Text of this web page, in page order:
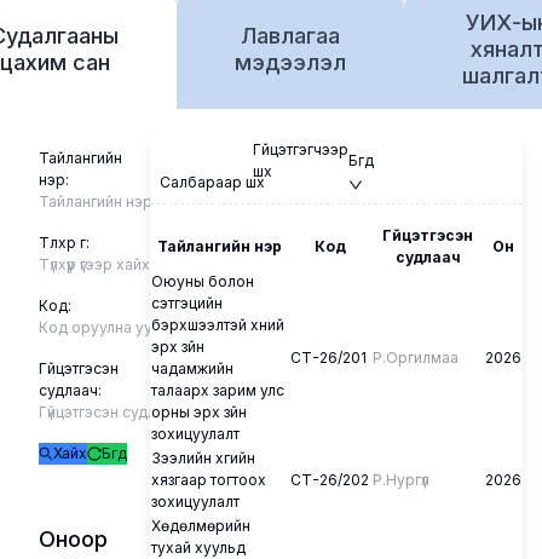
цахим сан
Лавлагаа
мэдээлэл
УИХ-
Тайлангийн
нэр:
Түлхүүр үг:
Код:
Гүйцэтгэсэн
судлаач:
Хайх Бүгд
Оноор
Салбараар шүүх
Гүйцэтгэгчээр
шүүх
Бүгд
Тайлангийн нэр Код
Гүйцэтгэсэн
судлаач
Он
Оюуны болон
сэтгэцийн
бэрхшээлтэй хүний
эрх зүйн
чадамжийн
талаарх зарим улс
орны эрх зүйн
зохицуулалт
СТ-26/201 Р.Оргилмаа 2026
Зээлийн хүүгийн
хязгаар тогтоох
зохицуулалт
СТ-26/202 Р.Нургүл 2026
Хөдөлмөрийн
тухай хуульд